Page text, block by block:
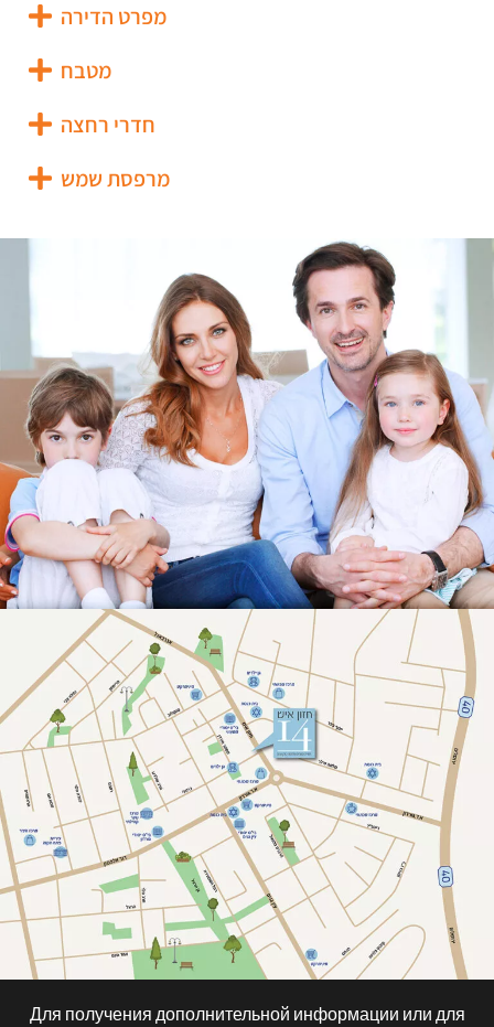
מפרט הדירה​
מטבח​
מרפסת שמש​
Для получения дополнительной информации или для